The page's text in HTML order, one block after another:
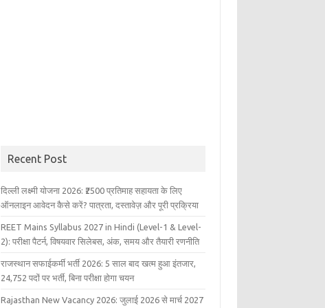
Recent Post
दिल्ली लक्ष्मी योजना 2026: ₹2500 प्रतिमाह सहायता के लिए
ऑनलाइन आवेदन कैसे करें? पात्रता, दस्तावेज़ और पूरी प्रक्रिया
REET Mains Syllabus 2027 in Hindi (Level-1 & Level-
2): परीक्षा पैटर्न, विषयवार सिलेबस, अंक, समय और तैयारी रणनीति
राजस्थान सफाईकर्मी भर्ती 2026: 5 साल बाद खत्म हुआ इंतजार,
24,752 पदों पर भर्ती, बिना परीक्षा होगा चयन
Rajasthan New Vacancy 2026: जुलाई 2026 से मार्च 2027